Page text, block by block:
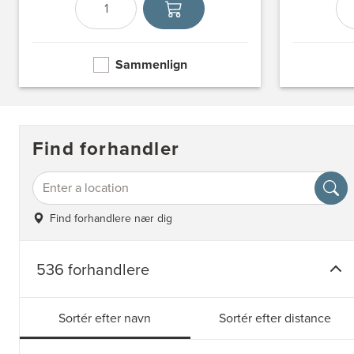
Antal
Vælg enhed
Sammenlign
Find forhandler
Find forhandlere nær dig
536 forhandlere
Sortér efter navn Sortér efter distance